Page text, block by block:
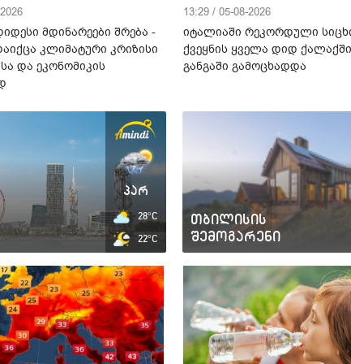
მდინარეები შრება -
კლიმატური კრიზისი
და ეკონომიკის
13:29 / 05-08-2026
იტალიაში რეკორდული
ქვეყნის ყველა დიდ
განგაში გამოცხადდა
პარ
28°C
22°C
თბილისის
შემოგარენი